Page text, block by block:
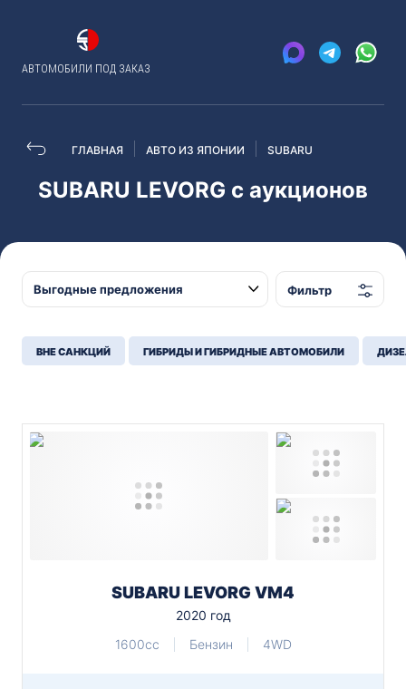
АВТОМОБИЛИ ПОД ЗАКАЗ
ГЛАВНАЯ АВТО ИЗ ЯПОНИИ SUBARU
SUBARU LEVORG с аукционов
Фильтр
ВНЕ САНКЦИЙ ГИБРИДЫ И ГИБРИДНЫЕ АВТОМОБИЛИ
SUBARU LEVORG VM4
2020 год
1600cc
Бензин 4WD